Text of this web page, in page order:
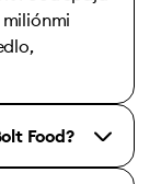
Food?